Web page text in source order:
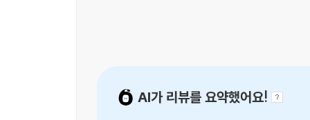
AI가 리뷰를 요약했어요!